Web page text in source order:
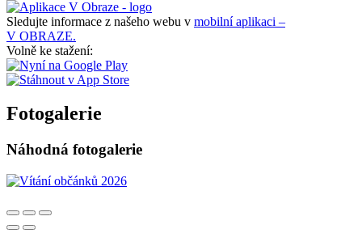
Sledujte informace z našeho webu v mobilní aplikaci –
V OBRAZE.
Volně ke stažení:
Fotogalerie
Náhodná fotogalerie